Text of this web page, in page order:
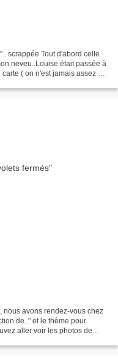
scrappée Tout d'abord celle
neveu..Louise était passée à
( on n'est jamais assez de
nous avons rendez-vous chez
de.." et le thème pour
aller voir les photos de